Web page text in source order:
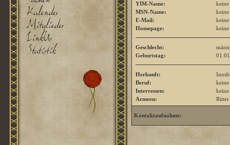
YIM-Name:
keine
MSN-Name:
keine
E-Mail:
keine
Homepage:
keine
Geschlecht:
Geburtstag:
Herkunft:
Beruf:
keine
Interressen:
keine
Armeen:
Ritter
Kontaktaufnahme: